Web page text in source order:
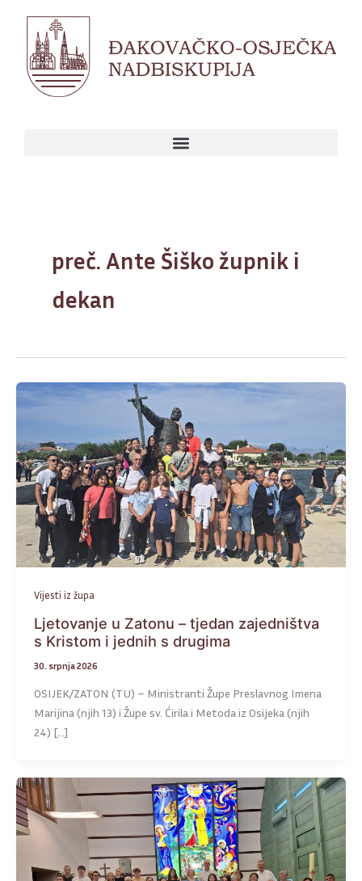
content
preč. Ante Šiško župnik i
dekan
Vijesti iz župa
Ljetovanje u Zatonu – tjedan zajedništva
s Kristom i jednih s drugima
30. srpnja 2026
OSIJEK/ZATON (TU) – Ministranti Župe Preslavnog Imena
Marijina (njih 13) i Župe sv. Ćirila i Metoda iz Osijeka (njih
24) […]